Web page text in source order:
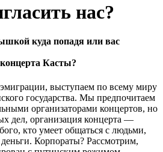
нас?
куда попадя или вас
концерта Касты?
выступаем по всему миру
государства. Мы предпочитаем
организаторами концертов, но
дел, организация концерта —
кто умеет общаться с людьми,
Корпораты? Рассмотрим,